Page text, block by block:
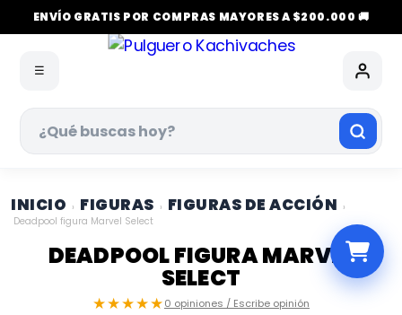
ENVÍO GRATIS POR COMPRAS MAYORES A $200.000 🚚
☰
INICIO › FIGURAS › FIGURAS DE ACCIÓN ›
Deadpool figura Marvel Select
DEADPOOL FIGURA MARVEL
SELECT
★★★★★0 opiniones / Escribe opinión